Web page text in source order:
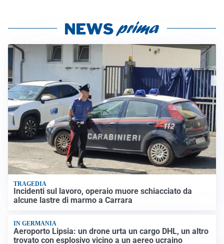
TRAGEDIA
Incidenti sul lavoro, operaio muore schiacciato da
alcune lastre di marmo a Carrara
IN GERMANIA
Aeroporto Lipsia: un drone urta un cargo DHL, un altro
trovato con esplosivo vicino a un aereo ucraino